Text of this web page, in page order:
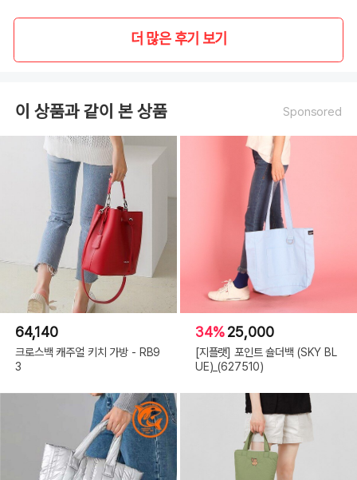
더 많은 후기 보기
이 상품과 같이 본 상품 Sponsored
64,140
크로스백 캐주얼 키치 가방 - RB9
3
34%25,000
[지플랫] 포인트 숄더백 (SKY BL
UE)_(627510)